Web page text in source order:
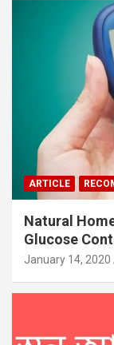
ARTICLE
Natural
Glucose
January 14, 2020